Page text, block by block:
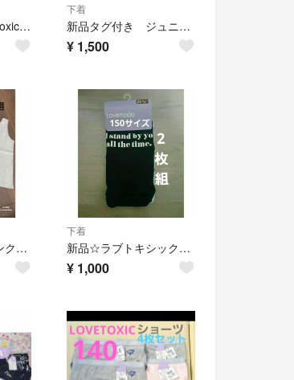
新品未使用 Lovetoxic repipi 女の子ショーツ 3枚セット 140
下着
新品タグ付き ジュニアショーツ 160
¥ 1,500
専用 シンプルタンクトップ2枚
下着
新品☆ラブトキシック 女児用150サイズショーツ 2枚組セット
¥ 1,000